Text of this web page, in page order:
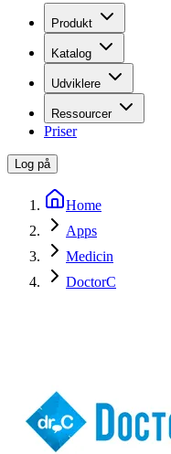
Produkt
Katalog
Udviklere
Ressourcer
Priser
Log på
Home
Apps
Medicin
DoctorC